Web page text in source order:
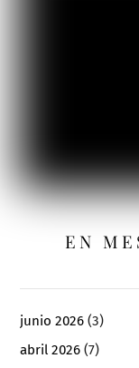
EN
junio 2026 (3)
abril 2026 (7)